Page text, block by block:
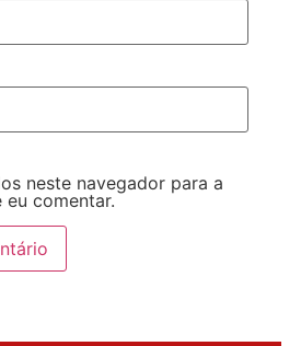
neste navegador para a
comentar.